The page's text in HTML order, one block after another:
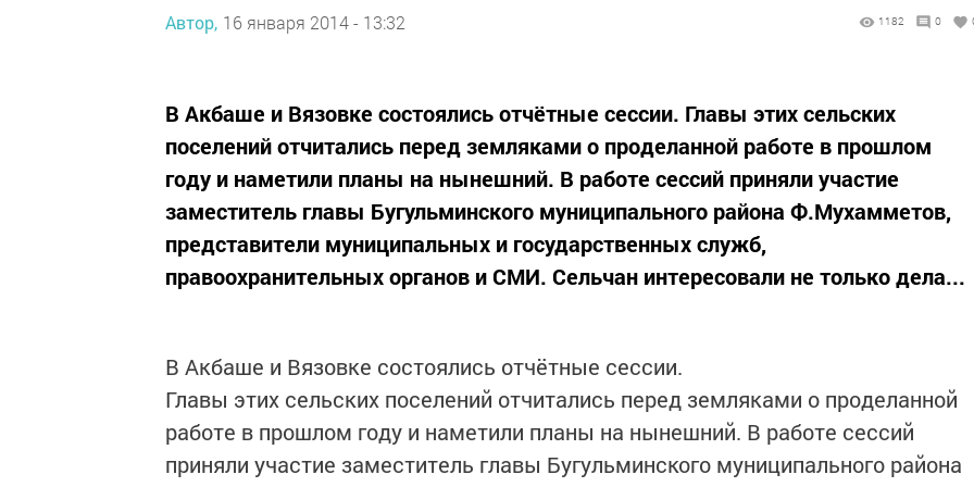
Автор, 16 января 2014 - 13:32 1182 0
В Акбаше и Вязовке состоялись отчётные сессии. Главы этих сельских
поселений отчитались перед земляками о проделанной работе в прошлом
году и наметили планы на нынешний. В работе сессий приняли участие
заместитель главы Бугульминского муниципального района Ф.Мухамметов,
представители муниципальных и государственных служб,
правоохранительных органов и СМИ. Сельчан интересовали не только дела...
В Акбаше и Вязовке состоялись отчётные сессии.
Главы этих сельских поселений отчитались перед земляками о проделанной
работе в прошлом году и наметили планы на нынешний. В работе сессий
приняли участие заместитель главы Бугульминского муниципального района